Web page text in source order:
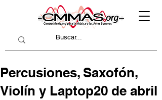
Percusiones, Saxofón,
Violín y Laptop20 de abril